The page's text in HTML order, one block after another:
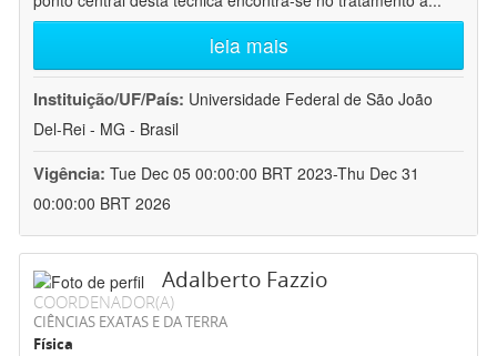
leia mais
Instituição/UF/País: Universidade Federal de São João
Del-Rei - MG - Brasil
Vigência: Tue Dec 05 00:00:00 BRT 2023-Thu Dec 31
00:00:00 BRT 2026
Adalberto Fazzio
COORDENADOR(A)
CIÊNCIAS EXATAS E DA TERRA
Física